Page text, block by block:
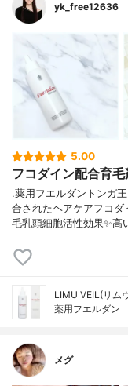
yk_free12636
5.00
フコダイン配合育毛
.薬用フエルダントンガ
合されたヘアケアフコダ
毛乳頭細胞活性効果✨高
LIMU VEIL(リム
薬用フエルダン
メグ